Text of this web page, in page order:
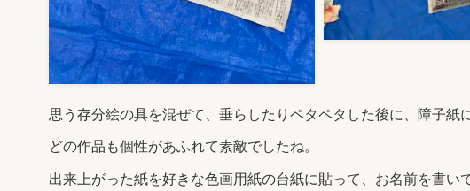
思う存分絵の具を混ぜて、垂らしたりペタペタした後に、障子紙
どの作品も個性があふれて素敵でしたね。
出来上がった紙を好きな色画用紙の台紙に貼って、お名前を書い